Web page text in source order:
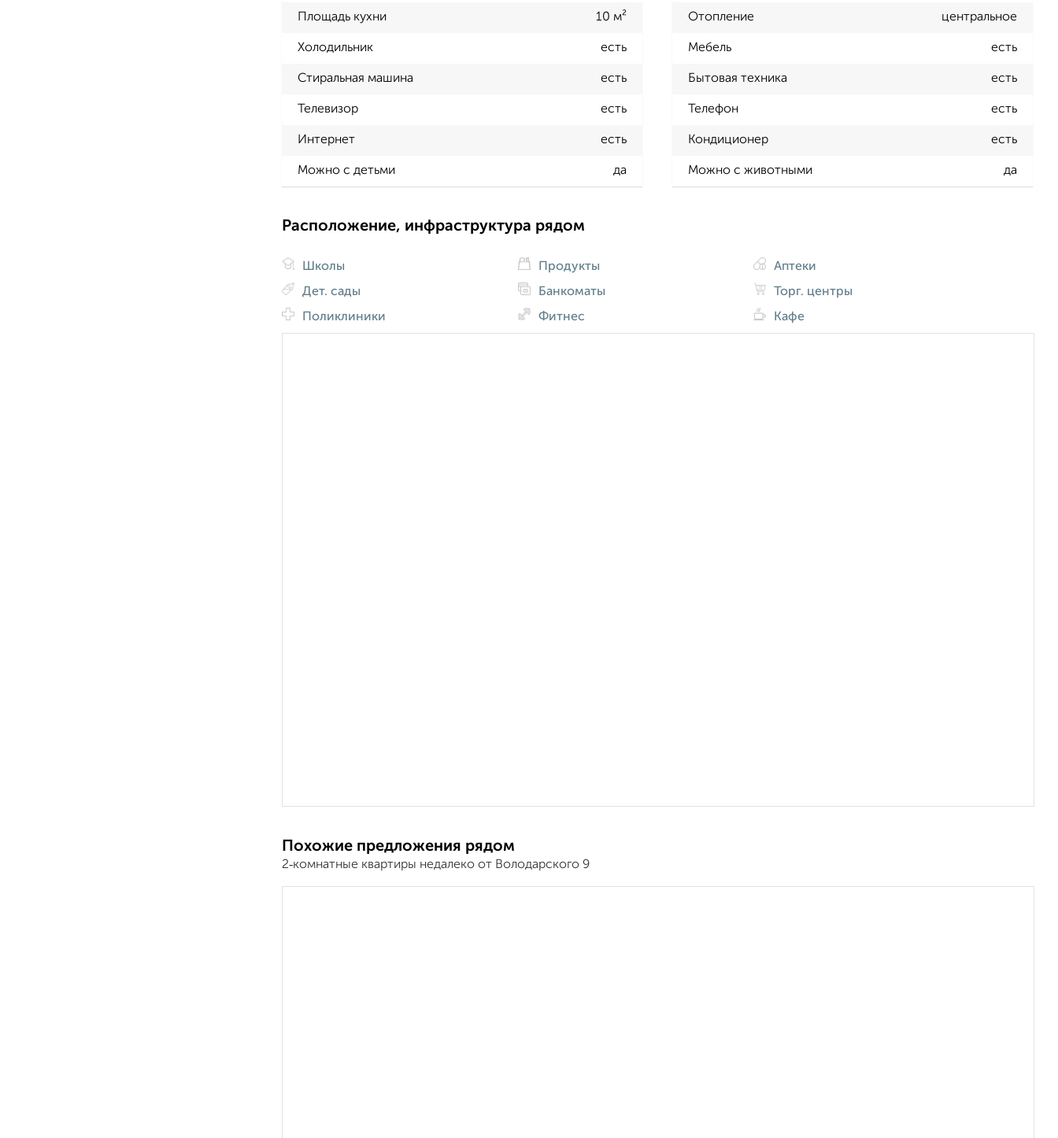
Площадь кухни 10 м² Отопление центральное
Холодильник есть Мебель есть
Стиральная машина есть Бытовая техника есть
Телевизор есть Телефон есть
Интернет есть Кондиционер есть
Можно с детьми да Можно с животными да
Расположение, инфраструктура рядом
Школы
Дет. сады
Поликлиники
Продукты
Банкоматы
Фитнес
Аптеки
Торг. центры
Кафе
Похожие предложения рядом
2‑комнатные квартиры недалеко от Володарского 9